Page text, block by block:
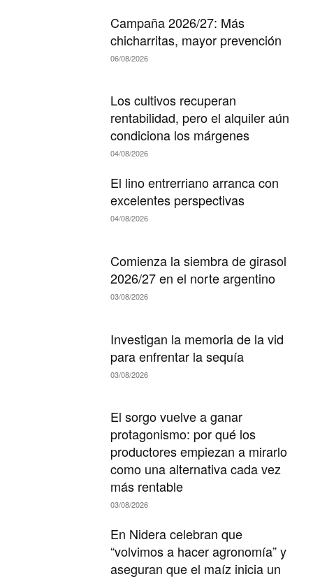
Campaña 2026/27: Más
chicharritas, mayor prevención
06/08/2026
Los cultivos recuperan
rentabilidad, pero el alquiler aún
condiciona los márgenes
04/08/2026
El lino entrerriano arranca con
excelentes perspectivas
04/08/2026
Comienza la siembra de girasol
2026/27 en el norte argentino
03/08/2026
Investigan la memoria de la vid
para enfrentar la sequía
03/08/2026
El sorgo vuelve a ganar
protagonismo: por qué los
productores empiezan a mirarlo
como una alternativa cada vez
más rentable
03/08/2026
En Nidera celebran que
“volvimos a hacer agronomía” y
aseguran que el maíz inicia un